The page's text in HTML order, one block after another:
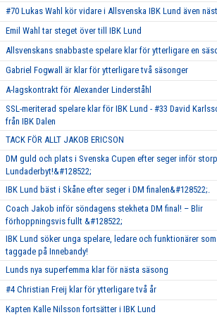
#70 Lukas Wahl kör vidare i Allsvenska IBK Lund även
Emil Wahl tar steget över till IBK Lund
Allsvenskans snabbaste spelare klar för ytterligare en
Gabriel Fogwall är klar för ytterligare två säsonger
A-lagskontrakt för Alexander Linderståhl
SSL-meriterad spelare klar för IBK Lund - #33 David
från IBK Dalen
TACK FÖR ALLT JAKOB ERICSON
DM guld och plats i Svenska Cupen efter seger inför
Lundaderbyt!&#128522;
IBK Lund bäst i Skåne efter seger i DM finalen&#128522;.
Coach Jakob inför söndagens stekheta DM final! – Blir
förhoppningsvis fullt &#128522;
IBK Lund söker unga spelare, ledare och funktionärer
taggade på Innebandy!
Lunds nya superfemma klar för nästa säsong
#4 Christian Freij klar för ytterligare två år
Kapten Kalle Nilsson fortsätter i IBK Lund